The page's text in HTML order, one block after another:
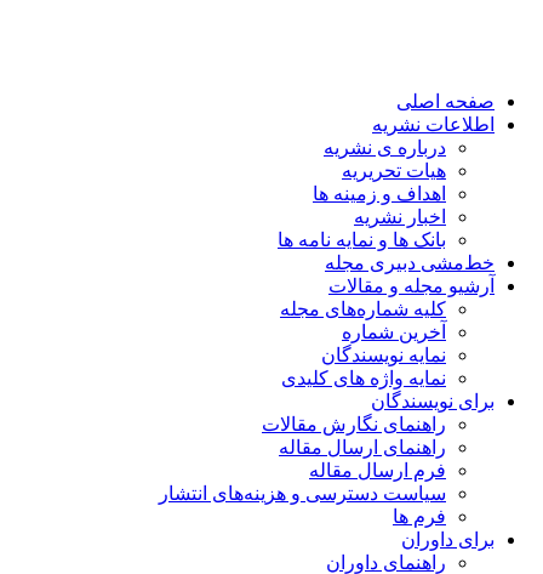
صفحه اصلی
اطلاعات نشریه
درباره ی نشریه
هیات تحریریه
اهداف و زمینه ها
اخبار نشریه
بانک ها و نمایه نامه ها
خط‌مشی دبیری مجله
آرشیو مجله و مقالات
کلیه شماره‌های مجله
آخرین شماره
نمایه نویسندگان
نمایه واژه های کلیدی
برای نویسندگان
راهنمای نگارش مقالات
راهنمای ارسال مقاله
فرم ارسال مقاله
سیاست دسترسی و هزینه‌های انتشار
فرم ها
برای داوران
راهنمای داوران